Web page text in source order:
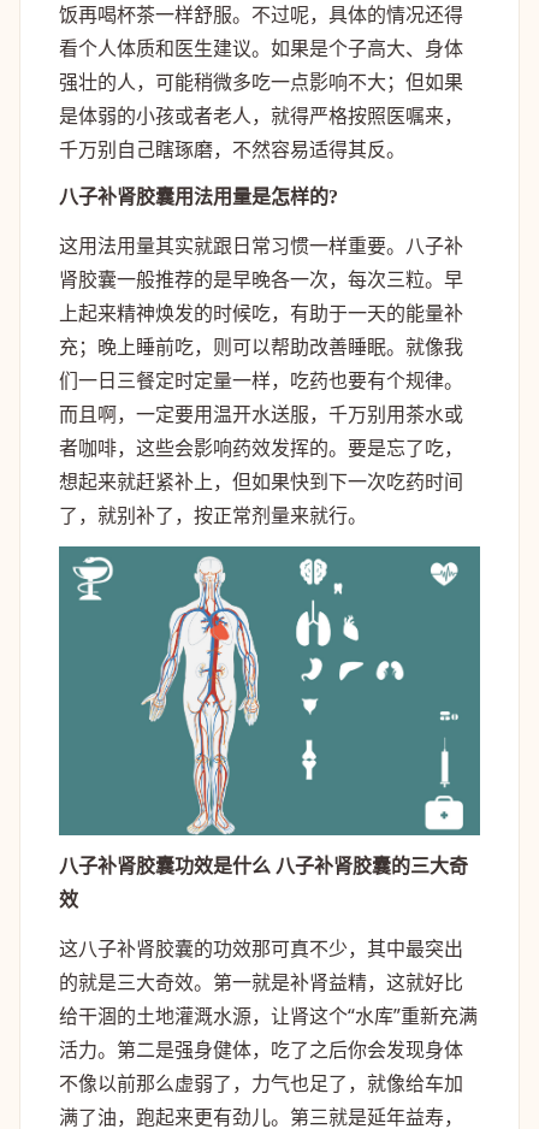
饭再喝杯茶一样舒服。不过呢，具体的情况还得
看个人体质和医生建议。如果是个子高大、身体
强壮的人，可能稍微多吃一点影响不大；但如果
是体弱的小孩或者老人，就得严格按照医嘱来，
千万别自己瞎琢磨，不然容易适得其反。
八子补肾胶囊用法用量是怎样的?
这用法用量其实就跟日常习惯一样重要。八子补
肾胶囊一般推荐的是早晚各一次，每次三粒。早
上起来精神焕发的时候吃，有助于一天的能量补
充；晚上睡前吃，则可以帮助改善睡眠。就像我
们一日三餐定时定量一样，吃药也要有个规律。
而且啊，一定要用温开水送服，千万别用茶水或
者咖啡，这些会影响药效发挥的。要是忘了吃，
想起来就赶紧补上，但如果快到下一次吃药时间
了，就别补了，按正常剂量来就行。
八子补肾胶囊功效是什么 八子补肾胶囊的三大奇
效
这八子补肾胶囊的功效那可真不少，其中最突出
的就是三大奇效。第一就是补肾益精，这就好比
给干涸的土地灌溉水源，让肾这个“水库”重新充满
活力。第二是强身健体，吃了之后你会发现身体
不像以前那么虚弱了，力气也足了，就像给车加
满了油，跑起来更有劲儿。第三就是延年益寿，